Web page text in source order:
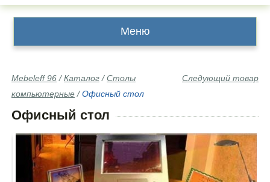
Меню
Следующий товар
Mebeleff 96 /Каталог /Столы
компьютерные /Офисный стол
Офисный стол